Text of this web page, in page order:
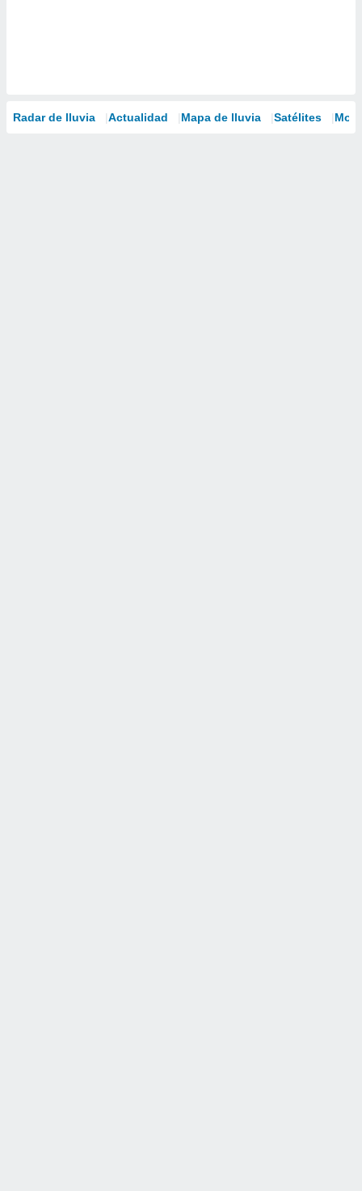
Radar de lluvia Actualidad Mapa de lluvia Satélites